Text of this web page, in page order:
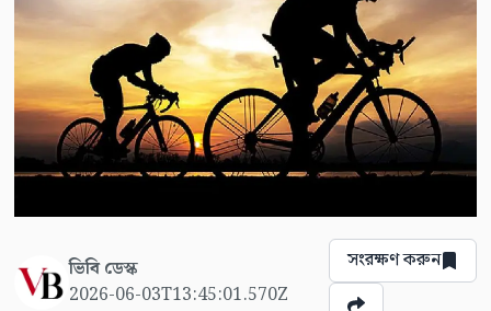
ভিবি ডেস্ক
2026-06-03T13:45:01.570Z
সংরক্ষণ করুন